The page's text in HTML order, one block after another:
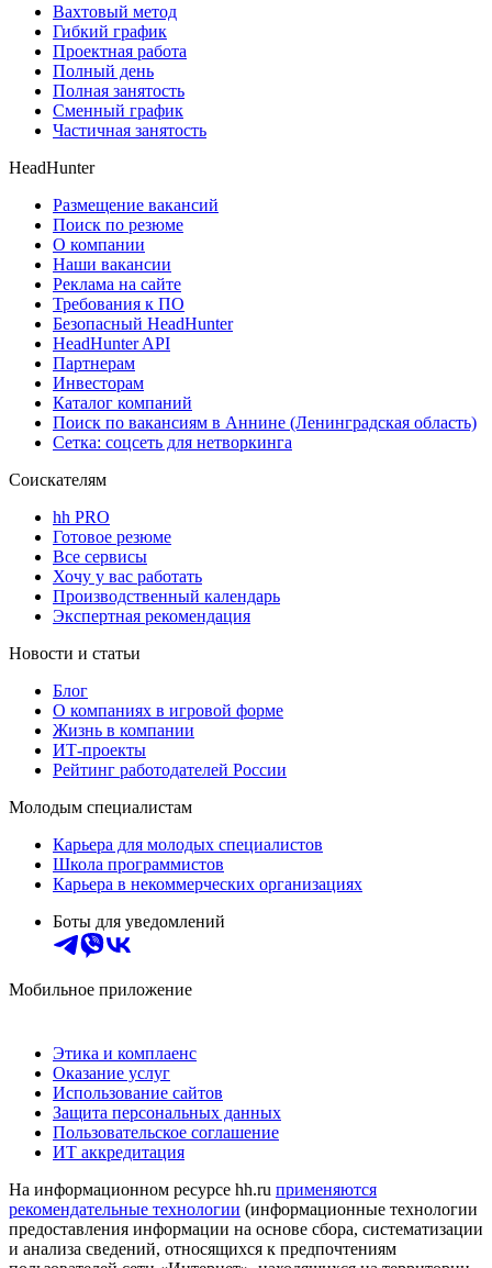
Вахтовый метод
Гибкий график
Проектная работа
Полный день
Полная занятость
Сменный график
Частичная занятость
HeadHunter
Размещение вакансий
Поиск по резюме
О компании
Наши вакансии
Реклама на сайте
Требования к ПО
Безопасный HeadHunter
HeadHunter API
Партнерам
Инвесторам
Каталог компаний
Поиск по вакансиям в Аннине (Ленинградская область)
Сетка: соцсеть для нетворкинга
Соискателям
hh PRO
Готовое резюме
Все сервисы
Хочу у вас работать
Производственный календарь
Экспертная рекомендация
Новости и статьи
Блог
О компаниях в игровой форме
Жизнь в компании
ИТ-проекты
Рейтинг работодателей России
Молодым специалистам
Карьера для молодых специалистов
Школа программистов
Карьера в некоммерческих организациях
Боты для уведомлений
Мобильное приложение
Этика и комплаенс
Оказание услуг
Использование сайтов
Защита персональных данных
Пользовательское соглашение
ИТ аккредитация
На информационном ресурсе hh.ru применяются
рекомендательные технологии (информационные технологии
предоставления информации на основе сбора, систематизации
и анализа сведений, относящихся к предпочтениям